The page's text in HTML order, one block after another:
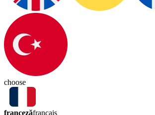
choose
francezăfrançais